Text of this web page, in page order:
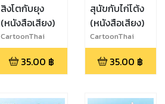
สิงโตกับยุง
(หนังสือเสียง)
CartoonThai
Studio
35.00 ฿
สุนัขกับไก่โต้ง
(หนังสือเสียง)
CartoonThai
Studio
35.00 ฿